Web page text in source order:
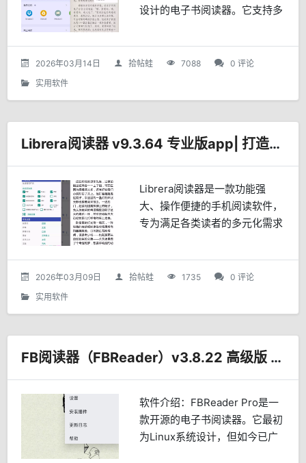
设计的电子书阅读器。它支持多
个性化设置、丰富的在线书库等
强大功能，为用户提供了极致的
2026年03月14日 拾帖蛙 7088
0 评论
实用软件
Librera阅读器 v9.3.64 专业版app| 打造极致阅读体验的智能伴侣
Librera阅读器是一款功能强
大、操作便捷的手机阅读软件，
专为满足各类读者的多元化需求
学习研究者，还是文档处理达
人，Librera都能通过其丰富的
2026年03月09日 拾帖蛙 1735
0 评论
实用软件
FB阅读器（FBReader）v3.8.22 高级版 | 本地图书阅读APP
软件介绍：FBReader Pro是一
款开源的电子书阅读器。它最初
为Linux系统设计，但如今已广